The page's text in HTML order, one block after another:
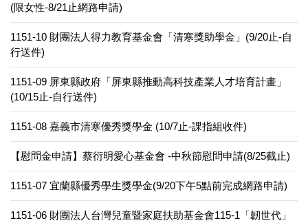
(限女性-8/21止網路申請)
1151-10 財團法人得力教育基金會「清寒獎助學金」(9/20止-自
行送件)
1151-09 屏東縣政府「屏東縣推動高科技產業人才培育計畫」
(10/15止-自行送件)
1151-08 嘉義市清寒優秀獎學金 (10/7止-課指組收件)
【慰問金申請】蔡衍明愛心基金會 -中秋節慰問申請(8/25截止)
1151-07 宜蘭縣優秀學生獎學金(9/20下午5點前完成網路申請)
1151-06 財團法人台灣兒童暨家庭扶助基金會115-1「韌世代」